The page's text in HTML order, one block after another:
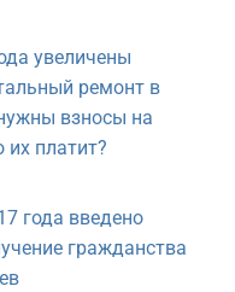
увеличены
ремонт в
взносы на
их платит?
года введено
гражданства